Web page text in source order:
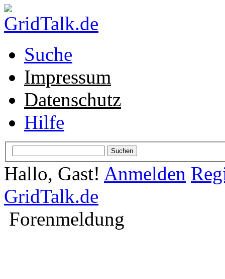
Suche
Impressum
Datenschutz
Hilfe
Hallo, Gast! Anmelden
GridTalk.de
Forenmeldung